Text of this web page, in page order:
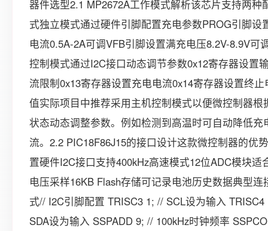
器件选型2.1 MP2672A工作模式解析该芯片支持两种
式独立模式通过硬件引脚配置充电参数PROG引脚设
电流0.5A-2A可调VFB引脚设置满充电压8.2V-8.9V可
控制模式通过I2C接口动态调节参数0x12寄存器设置
流限制0x13寄存器设置充电电流0x14寄存器设置终止
值实际项目中推荐采用主机控制模式以便微控制器根
状态动态调整参数。例如检测到高温时可自动降低充
流。2.2 PIC18F86J15的接口设计这款微控制器的优
置硬件I2C接口支持400kHz高速模式12位ADC模块适
电压采样16KB Flash存储可记录电池历史数据典型连
式// I2C引脚配置 TRISC3 1; // SCL设为输入 TRISC4
SDA设为输入 SSPADD 9; // 100kHz时钟频率